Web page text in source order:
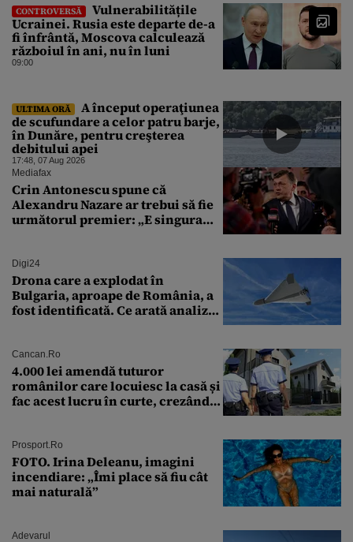
CONTROVERSĂ
Vulnerabilitățile
Ucrainei. Rusia este departe de-a
fi înfrântă, Moscova calculează
războiul în ani, nu în luni
09:00
ULTIMA ORĂ
A început operaţiunea
de scufundare a celor patru barje,
în Dunăre, pentru creşterea
debitului apei
17:48, 07 Aug 2026
Mediafax
Crin Antonescu spune că
Alexandru Nazare ar trebui să fie
următorul premier: „E singura
Digi24
Drona care a explodat în
Bulgaria, aproape de România, a
fost identificată. Ce arată analiza
Cancan.ro
4.000 lei amendă tuturor
românilor care locuiesc la casă și
fac acest lucru în curte, crezând
Prosport.ro
FOTO. Irina Deleanu, imagini
incendiare: „Îmi place să fiu cât
mai naturală”
Adevarul